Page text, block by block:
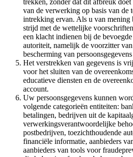
trekken, zonder dat dit afbreuk doet
van de verwerking op basis van de
intrekking ervan. Als u van mening
strijd met de wettelijke
een klacht indienen bij de
autoriteit, namelijk de voorzitter
bescherming van
Het verstrekken van gegevens is
voor het sluiten van de
educatieve diensten en de
account.
Uw persoonsgegevens kunnen
volgende categorieën entiteiten:
betalingen, bedrijven uit de
verwerkingsverantwoordelijke
postbedrijven, toezichthoudende
financiële informatie, aanbieders
aanbieders van tools voor